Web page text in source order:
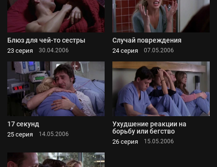
Блюз для чей-то сестры
23 серия 30.04.2006
Случай повреждения
24 серия 07.05.2006
17 секунд
25 серия 14.05.2006
Ухудшение реакции на
борьбу или бегство
26 серия 15.05.2006